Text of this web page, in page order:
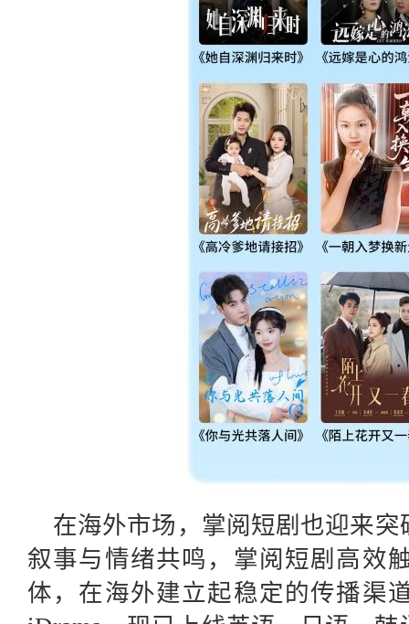
在海外市场，掌阅短剧也迎来
叙事与情绪共鸣，掌阅短剧高效
体，在海外建立起稳定的传播渠